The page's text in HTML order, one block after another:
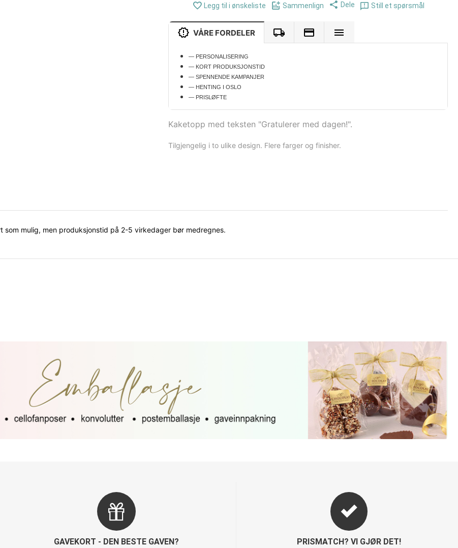
Legg til i ønskeliste Sammenlign Dele Still et spørsmål
VÅRE FORDELER
— PERSONALISERING
— KORT PRODUKSJONSTID
— SPENNENDE KAMPANJER
— HENTING I OSLO
— PRISLØFTE
Kaketopp med teksten "Gratulerer med dagen!".
Tilgjengelig i to ulike design. Flere farger og finisher.
mulig, men produksjonstid på 2-5 virkedager bør medregnes.
GAVEKORT - DEN BESTE GAVEN? PRISMATCH? VI GJØR DET!